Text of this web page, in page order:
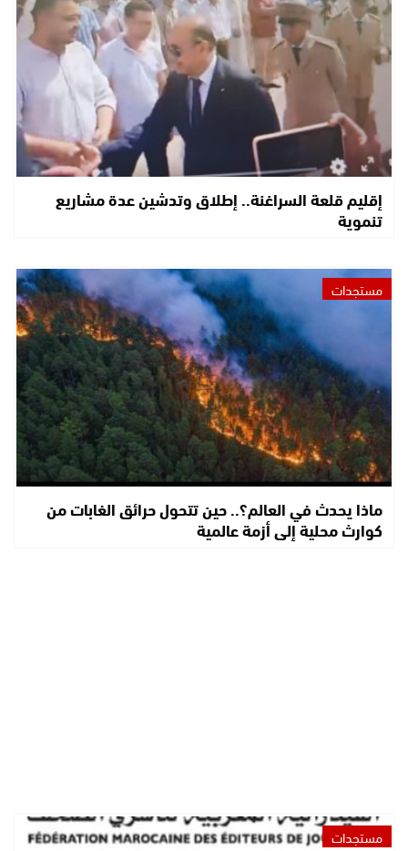
إقليم قلعة السراغنة.. إطلاق وتدشين عدة مشاريع
تنموية
مستجدات
ماذا يحدث في العالم؟.. حين تتحول حرائق الغابات من
كوارث محلية إلى أزمة عالمية
مستجدات